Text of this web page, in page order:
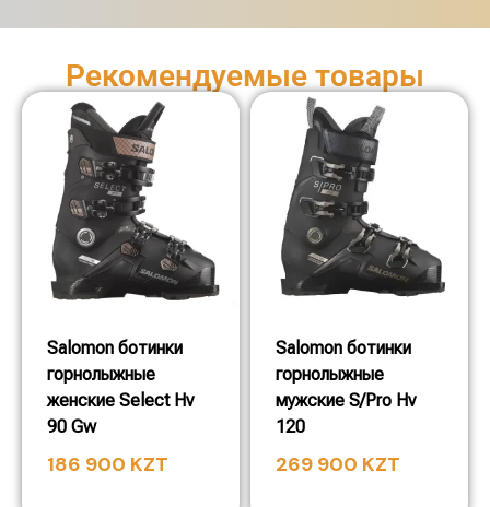
Рекомендуемые товары
Salomon ботинки
горнолыжные
женские Select Hv
90 Gw
186 900 KZT
Salomon ботинки
горнолыжные
мужские S/Pro Hv
120
269 900 KZT